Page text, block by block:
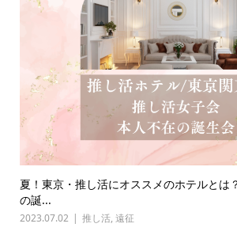
夏！東京・推し活にオススメのホテルとは
の誕...
2023.07.02 推し活, 遠征